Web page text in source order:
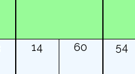
14 60 54